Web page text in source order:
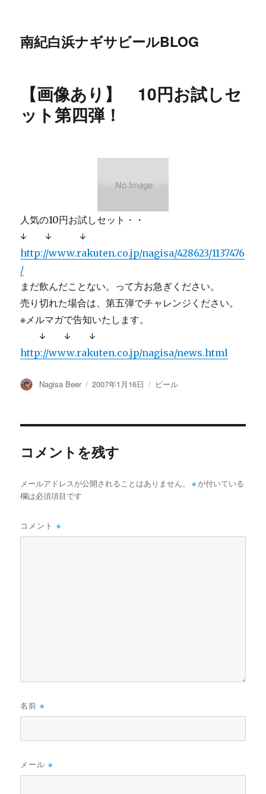
南紀白浜ナギサビールBLOG
【画像あり】 10円お試しセ
ット第四弾！
人気の10円お試しセット・・
↓ ↓ ↓
http://www.rakuten.co.jp/nagisa/428623/1137476
/
まだ飲んだことない。って方お急ぎください。
売り切れた場合は、第五弾でチャレンジください。
※メルマガで告知いたします。
↓ ↓ ↓
http://www.rakuten.co.jp/nagisa/news.html
投
Nagisa Beer
投
2007年1月16日
カ
ビール
コメントを残す
メールアドレスが公開されることはありません。 ※ が付いている
欄は必須項目です
コメント※
名前※
メール※